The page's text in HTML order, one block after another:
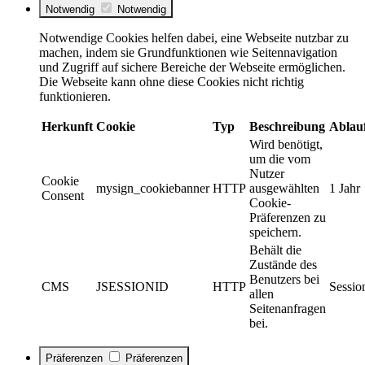
Notwendig Notwendig
Notwendige Cookies helfen dabei, eine Webseite nutzbar zu
machen, indem sie Grundfunktionen wie Seitennavigation
und Zugriff auf sichere Bereiche der Webseite ermöglichen.
Die Webseite kann ohne diese Cookies nicht richtig
funktionieren.
Herkunft Cookie Typ Beschreibung
Cookie
Consent
mysign_cookiebanner HTTP
Wird benötigt,
um die vom
Nutzer
ausgewählten
Cookie-
Präferenzen zu
speichern.
1 Jahr
CMS JSESSIONID HTTP
Behält die
Zustände des
Benutzers bei
allen
Seitenanfragen
bei.
Präferenzen Präferenzen